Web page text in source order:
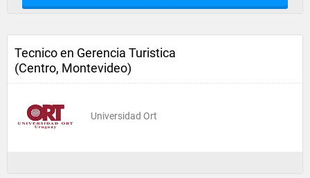
Tecnico en Gerencia Turistica
(Centro, Montevideo)
Universidad Ort